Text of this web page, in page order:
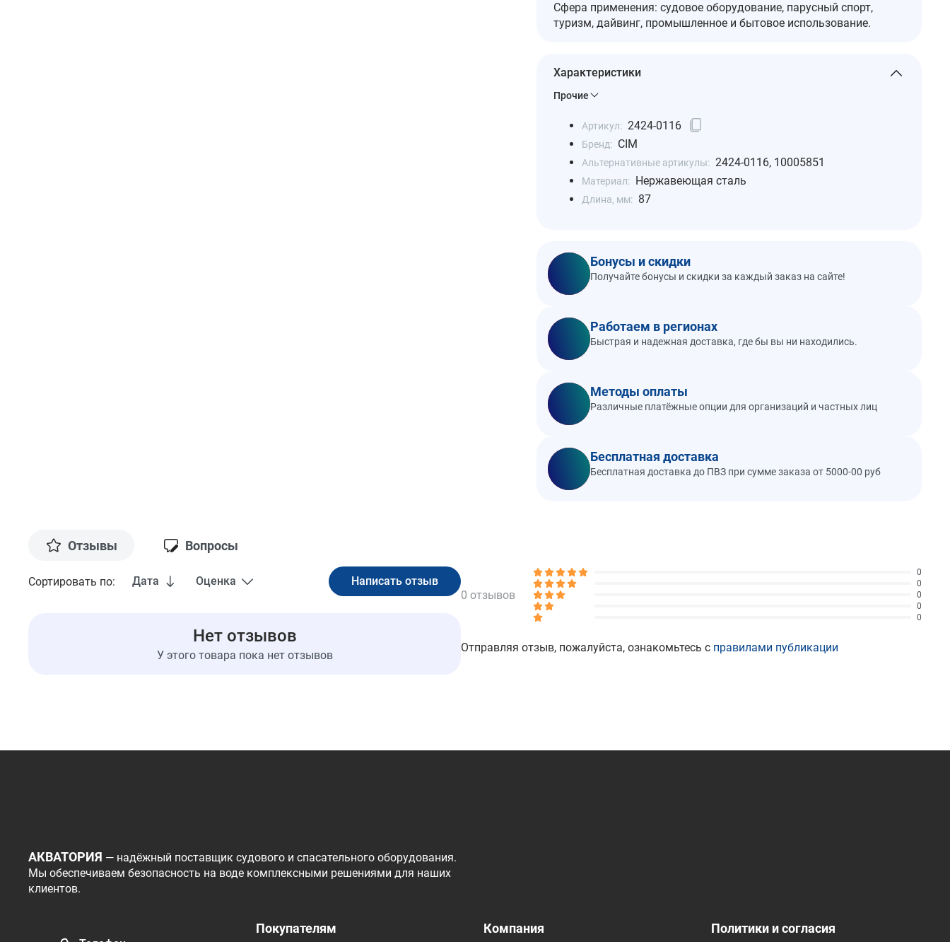
Сфера применения: судовое оборудование, парусный спорт,
туризм, дайвинг, промышленное и бытовое использование.
Характеристики
Прочие
Артикул: 2424-0116
Бренд: CIM
Альтернативные артикулы: 2424-0116, 10005851
Материал: Нержавеющая сталь
Длина, мм: 87
Бонусы и скидки
Получайте бонусы и скидки за каждый заказ на сайте!
Работаем в регионах
Быстрая и надежная доставка, где бы вы ни находились.
Методы оплаты
Различные платёжные опции для организаций и частных лиц
Бесплатная доставка
Бесплатная доставка до ПВЗ при сумме заказа от 5000-00 руб
Отзывы Вопросы
Сортировать по: Дата Оценка
Нет отзывов
У этого товара пока нет отзывов
0 отзывов
0
0
0
0
0
Отправляя отзыв, пожалуйста, ознакомьтесь с правилами публикации
АКВАТОРИЯ — надёжный поставщик судового и спасательного оборудования.
Мы обеспечиваем безопасность на воде комплексными решениями для наших
клиентов.
Покупателям Компания Политики и согласия